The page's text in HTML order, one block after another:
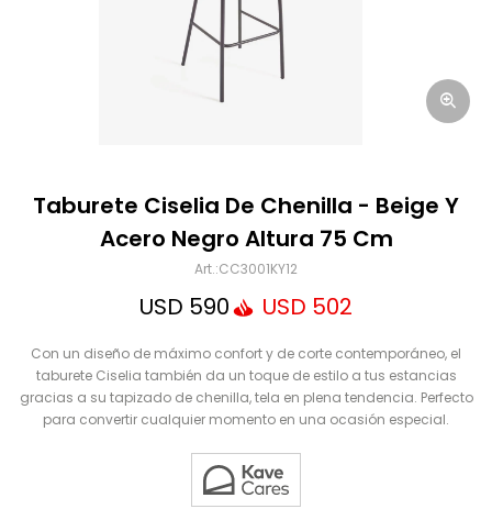
Taburete Ciselia De Chenilla - Beige Y
Acero Negro Altura 75 Cm
CC3001KY12
USD 590 USD 502
Con un diseño de máximo confort y de corte contemporáneo, el
taburete Ciselia también da un toque de estilo a tus estancias
gracias a su tapizado de chenilla, tela en plena tendencia. Perfecto
para convertir cualquier momento en una ocasión especial.